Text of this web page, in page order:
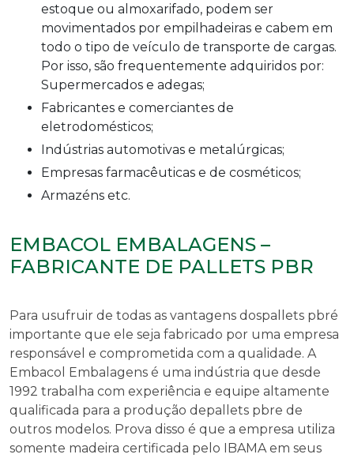
estoque ou almoxarifado, podem ser
movimentados por empilhadeiras e cabem em
todo o tipo de veículo de transporte de cargas.
Por isso, são frequentemente adquiridos por:
Supermercados e adegas;
Fabricantes e comerciantes de
eletrodomésticos;
Indústrias automotivas e metalúrgicas;
Empresas farmacêuticas e de cosméticos;
Armazéns etc.
EMBACOL EMBALAGENS –
FABRICANTE DE PALLETS PBR
Para usufruir de todas as vantagens dospallets pbré
importante que ele seja fabricado por uma empresa
responsável e comprometida com a qualidade. A
Embacol Embalagens é uma indústria que desde
1992 trabalha com experiência e equipe altamente
qualificada para a produção depallets pbre de
outros modelos. Prova disso é que a empresa utiliza
somente madeira certificada pelo IBAMA em seus